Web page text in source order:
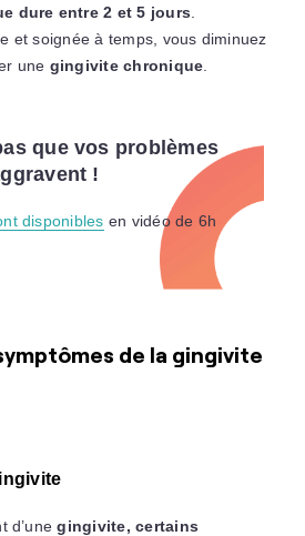
dure entre 2 et 5 jours
et soignée à temps, vous diminuez
une gingivite chronique
que vos problèmes
!
disponibles en vidéo de 6h
de la gingivite
d’unegingivite, certains